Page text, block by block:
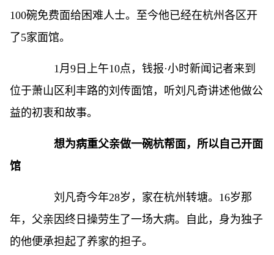
100碗免费面给困难人士。至今他已经在杭州各区开
了5家面馆。
1月9日上午10点，钱报·小时新闻记者来到
位于萧山区利丰路的刘传面馆，听刘凡奇讲述他做公
益的初衷和故事。
想为病重父亲做一碗杭帮面，所以自己开面
馆
刘凡奇今年28岁，家在杭州转塘。16岁那
年，父亲因终日操劳生了一场大病。自此，身为独子
的他便承担起了养家的担子。